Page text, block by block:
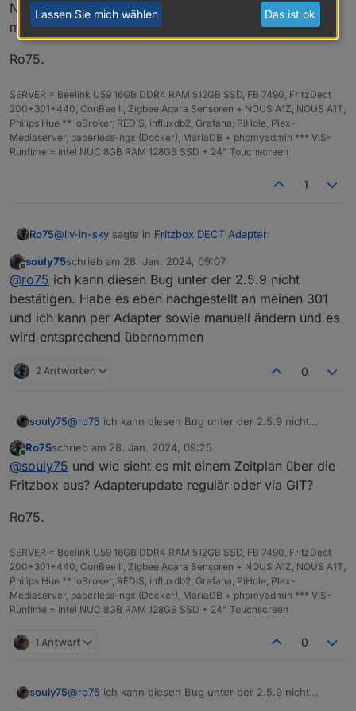
Nutzer wissen, damit die nicht die gleichen Probleme
mit den DECT 301 bekommen.
Ro75.
SERVER = Beelink U59 16GB DDR4 RAM 512GB SSD, FB 7490, FritzDect
200+301+440, ConBee II, Zigbee Aqara Sensoren + NOUS A1Z, NOUS A1T,
Philips Hue ** ioBroker, REDIS, influxdb2, Grafana, PiHole, Plex-
Mediaserver, paperless-ngx (Docker), MariaDB + phpmyadmin *** VIS-
Runtime = Intel NUC 8GB RAM 128GB SSD + 24" Touchscreen
1
Ro75@liv-in-sky sagte in Fritzbox DECT Adapter:
es wäre vielleicht besser den adapter-ersteller
anzuschreiben oder besser ein github issue
aufmachen
Schon erledigt. Es sollten aber vielleicht auch andere
Nutzer wissen, damit die nicht die gleichen Probleme mit
den DECT 301 bekommen.
Ro75.
Offline
souly75schrieb am 28. Jan. 2024, 09:07
zuletzt editiert von
@ro75 ich kann diesen Bug unter der 2.5.9 nicht
bestätigen. Habe es eben nachgestellt an meinen 301
und ich kann per Adapter sowie manuell ändern und es
wird entsprechend übernommen
2 Antworten 0
souly75@ro75 ich kann diesen Bug unter der 2.5.9 nicht
und ich kann per Adapter sowie manuell ändern und
es wird entsprechend übernommen
Online
Ro75schrieb am 28. Jan. 2024, 09:25
zuletzt editiert von
@souly75 und wie sieht es mit einem Zeitplan über die
Fritzbox aus? Adapterupdate regulär oder via GIT?
Ro75.
SERVER = Beelink U59 16GB DDR4 RAM 512GB SSD, FB 7490, FritzDect
200+301+440, ConBee II, Zigbee Aqara Sensoren + NOUS A1Z, NOUS A1T,
Philips Hue ** ioBroker, REDIS, influxdb2, Grafana, PiHole, Plex-
Mediaserver, paperless-ngx (Docker), MariaDB + phpmyadmin *** VIS-
Runtime = Intel NUC 8GB RAM 128GB SSD + 24" Touchscreen
1 Antwort 0
souly75@ro75 ich kann diesen Bug unter der 2.5.9 nicht
Lassen Sie mich wählen Das ist ok